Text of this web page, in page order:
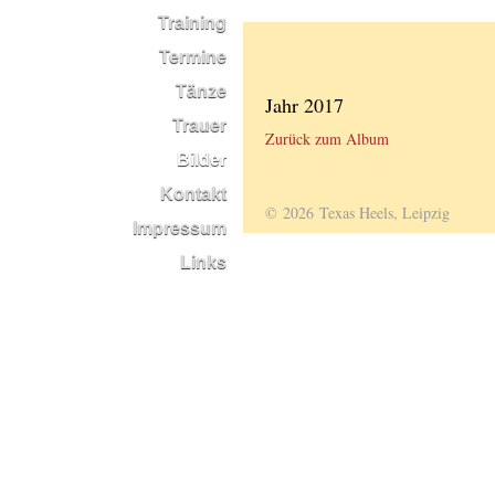
Training
Termine
Tänze
Trauer
Bilder
Kontakt
Impressum
Links
Jahr 2017
Zurück zum Album
© 2026 Texas Heels, Leipzig